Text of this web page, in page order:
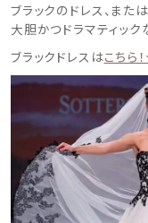
ブラックのドレス、また
大胆かつドラマティック
ブラックドレスはこちら